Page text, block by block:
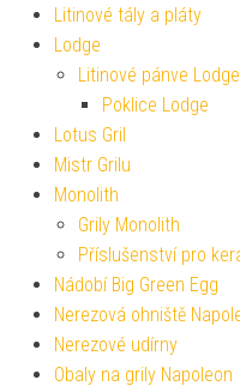
Litinové tály a pláty
Lodge
Litinové pánve Lodge
Poklice Lodge
Lotus Gril
Mistr Grilu
Monolith
Grily Monolith
Příslušenství pro
Nádobí Big Green Egg
Nerezová ohniště
Nerezové udírny
Obaly na grily Napoleon